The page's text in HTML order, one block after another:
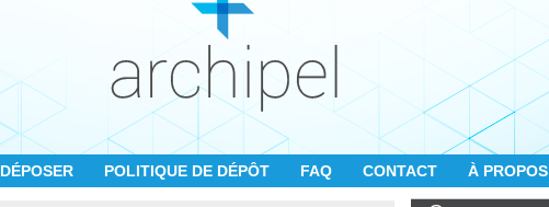
DÉPOSER POLITIQUE DE DÉPÔT FAQ CONTACT À PROPOS